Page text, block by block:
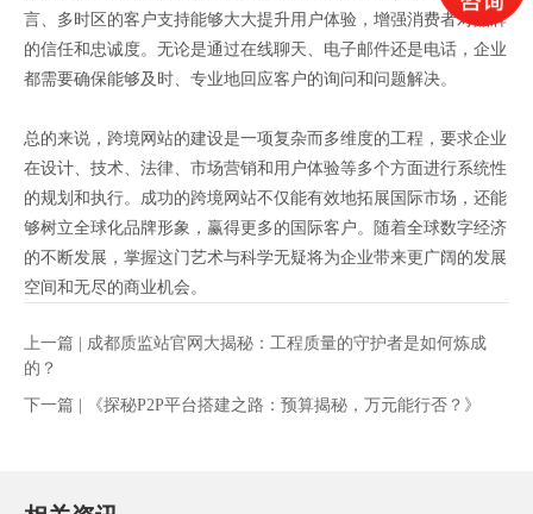
言、多时区的客户支持能够大大提升用户体验，增强消费者对品牌
的信任和忠诚度。无论是通过在线聊天、电子邮件还是电话，企业
都需要确保能够及时、专业地回应客户的询问和问题解决。
总的来说，跨境网站的建设是一项复杂而多维度的工程，要求企业
在设计、技术、法律、市场营销和用户体验等多个方面进行系统性
的规划和执行。成功的跨境网站不仅能有效地拓展国际市场，还能
够树立全球化品牌形象，赢得更多的国际客户。随着全球数字经济
的不断发展，掌握这门艺术与科学无疑将为企业带来更广阔的发展
空间和无尽的商业机会。
上一篇 | 成都质监站官网大揭秘：工程质量的守护者是如何炼成
的？
下一篇 | 《探秘P2P平台搭建之路：预算揭秘，万元能行否？》